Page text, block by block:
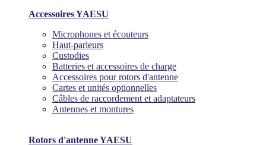
Accessoires YAESU
Microphones et écouteurs
Haut-parleurs
Custodies
Batteries et accessoires de charge
Accessoires pour rotors d'antenne
Cartes et unités optionnelles
Câbles de raccordement et adaptateurs
Antennes et montures
Rotors d'antenne YAESU